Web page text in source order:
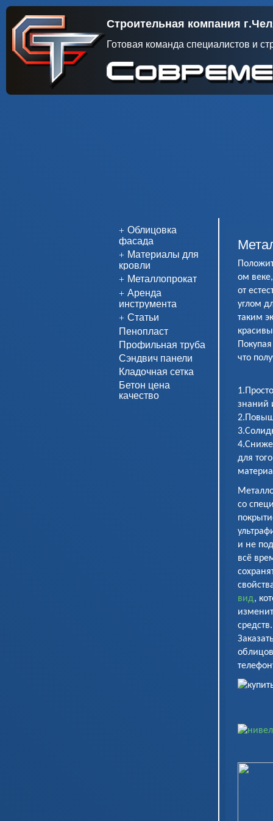
Строительная компания
Готовая команда специалистов и
Облицовка
фасада
Материалы для
кровли
Металлопрокат
Аренда
инструмента
Статьи
Пенопласт
Профильная труба
Сэндвич панели
Кладочная сетка
Бетон цена
качество
ом
от
углом
таким
что
знаний
для
со
и не
всё
вид,
средств.